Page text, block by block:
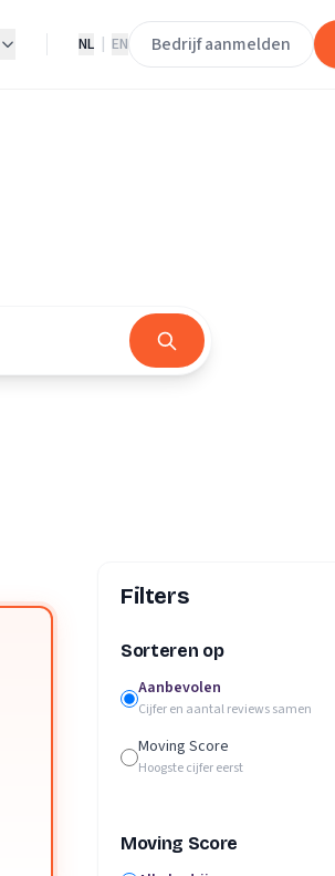
NL EN Bedrijf aanmelden
Filters
Sorteren op
Aanbevolen
Cijfer en aantal reviews samen
Moving Score
Hoogste cijfer eerst
Moving Score